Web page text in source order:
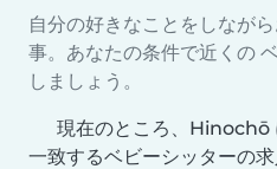
自分の好きなことをしなが
事。あなたの条件で近くの
しましょう。
現在のところ、Hinochō
一致するベビーシッターの求